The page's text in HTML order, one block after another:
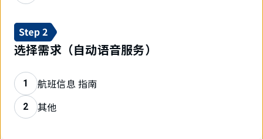
选择需求（自动语音服务）
1 航班信息 指南
2 其他